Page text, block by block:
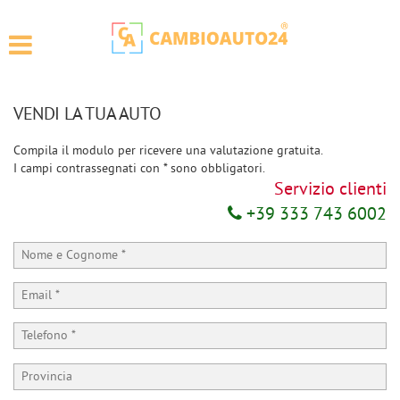
NOLEGGIO A LUNGO
TERMINE
VENDI LA TUA AUTO
Compila il modulo per ricevere una valutazione gratuita.
I campi contrassegnati con * sono obbligatori.
Servizio clienti
+39 333 743 6002
tue
seguente
pannello
esprimere
le
tue
preferenze
consenso
alle
tecnologie
di